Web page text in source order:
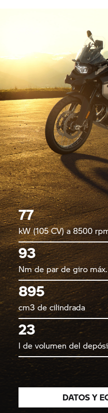
77
kW (105 CV) a 8500
93
Nm de par de giro
895
cm3 de cilindrada
23
l de volumen del
DATOS Y